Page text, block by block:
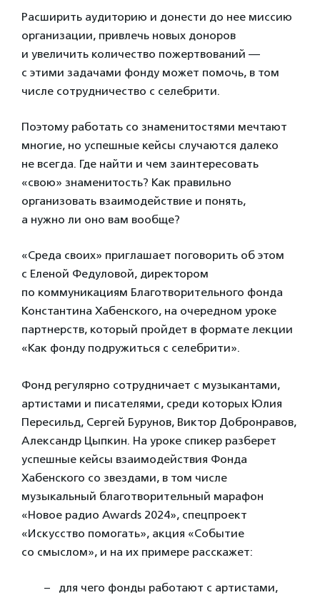
Расширить аудиторию и донести до нее миссию
организации, привлечь новых доноров
и увеличить количество пожертвований —
с этими задачами фонду может помочь, в том
числе сотрудничество с селебрити.
Поэтому работать со знаменитостями мечтают
многие, но успешные кейсы случаются далеко
не всегда. Где найти и чем заинтересовать
«свою» знаменитость? Как правильно
организовать взаимодействие и понять,
а нужно ли оно вам вообще?
«Среда своих» приглашает поговорить об этом
с Еленой Федуловой, директором
по коммуникациям Благотворительного фонда
Константина Хабенского, на очередном уроке
партнерств, который пройдет в формате лекции
«Как фонду подружиться с селебрити».
Фонд регулярно сотрудничает с музыкантами,
артистами и писателями, среди которых Юлия
Пересильд, Сергей Бурунов, Виктор Добронравов,
Александр Цыпкин. На уроке спикер разберет
успешные кейсы взаимодействия Фонда
Хабенского со звездами, в том числе
музыкальный благотворительный марафон
«Новое радио Awards 2024», спецпроект
«Искусство помогать», акция «Событие
со смыслом», и на их примере расскажет:
для чего фонды работают с артистами,